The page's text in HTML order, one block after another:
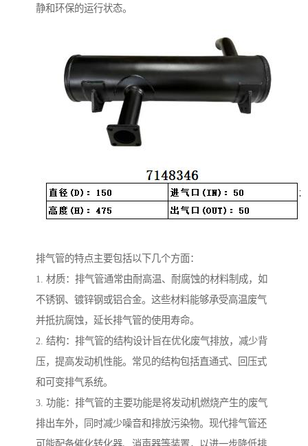
静和环保的运行状态。
排气管的特点主要包括以下几个方面：
1. 材质：排气管通常由耐高温、耐腐蚀的材料制成，如
不锈钢、镀锌钢或铝合金。这些材料能够承受高温废气
并抵抗腐蚀，延长排气管的使用寿命。
2. 结构：排气管的结构设计旨在优化废气排放，减少背
压，提高发动机性能。常见的结构包括直通式、回压式
和可变排气系统。
3. 功能：排气管的主要功能是将发动机燃烧产生的废气
排出车外，同时减少噪音和排放污染物。现代排气管还